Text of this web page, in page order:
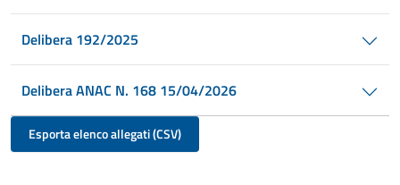
Delibera 192/2025
Delibera ANAC N. 168 15/04/2026
Esporta elenco allegati (CSV)